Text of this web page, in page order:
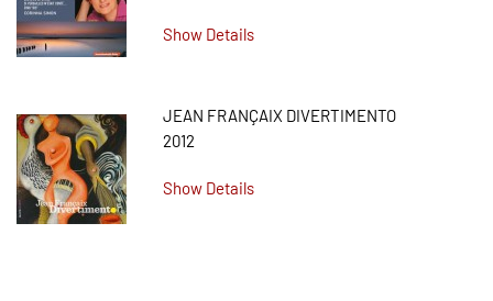
Show Details
JEAN FRANÇAIX DIVERTIMENTO
2012
Show Details